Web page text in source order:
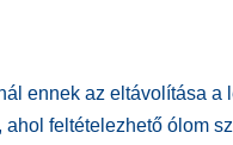
ennek az eltávolítása a
feltételezhető ólom